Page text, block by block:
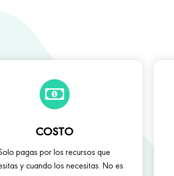
COSTO
pagas por los recursos que
y cuando los necesitas. No es